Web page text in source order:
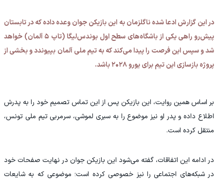
در این گزارش ادعا شده ناگلزمان به این بازیکن جوان وعده داده که در تابستان
پیش‌رو راهی یکی از باشگاه‌های سطح اول بوندس‌لیگا (تاپ ۵ آلمان) خواهد
شد و سپس این فرصت را پیدا می‌کند که به تیم ملی آلمان بپیوندد و بخشی از
پروژه بازسازی این تیم برای یورو ۲۰۲۸ باشد.
بر اساس همین روایت، این بازیکن پس از این تماس تصمیم خود را به پدرش
اطلاع داده و پدر او نیز موضوع را به سبری لموشی، سرمربی تیم ملی تونس،
منتقل کرده است.
در ادامه این اتفاقات، گفته می‌شود این بازیکن جوان در نهایت صفحات خود
در شبکه‌های اجتماعی را نیز خصوصی کرده است؛ موضوعی که به شایعات